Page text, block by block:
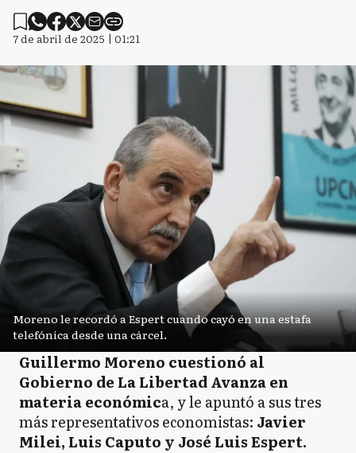
7 de abril de 2025 | 01:21
Moreno le recordó a Espert cuando cayó en una estafa
telefónica desde una cárcel.
Guillermo Moreno cuestionó al
Gobierno de La Libertad Avanza en
materia económica, y le apuntó a sus tres
más representativos economistas: Javier
Milei, Luis Caputo y José Luis Espert.